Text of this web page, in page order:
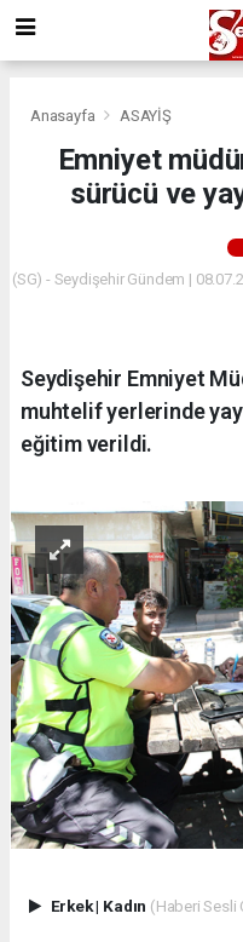
Anasayfa ASAYİŞ
Emniyet
sürücü ve
(SG) - Seydişehir Gündem |
Seydişehir Emniyet
muhtelif yerlerinde
eğitim verildi.
Erkek| Kadın (Haberi Sesli